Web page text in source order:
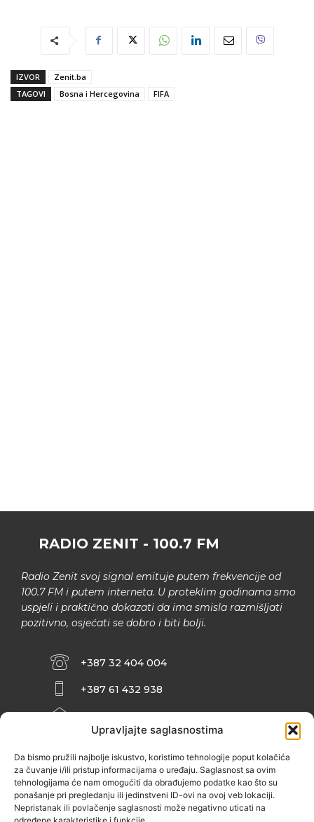
Upravljajte saglasnostima
Da bismo pružili najbolje iskustvo, koristimo tehnologije poput kolačića
za čuvanje i/ili pristup informacijama o uređaju. Saglasnost sa ovim
tehnologijama će nam omogućiti da obrađujemo podatke kao što su
ponašanje pri pregledanju ili jedinstveni ID-ovi na ovoj veb lokaciji.
Nepristanak ili povlačenje saglasnosti može negativno uticati na
IZVOR
Zenit.ba
TAGOVI
Bosna i Hercegovina FIFA
RADIO ZENIT - 100.7 FM
Radio Zenit svoj signal emituje putem frekvencije od
100.7 FM i putem interneta. U proteklim godinama smo
uspjeli i praktično dokazati da ima smisla razmišljati
pozitivno, osjećati se dobro i biti bolji.
+387 32 404 004
+387 61 432 938
INFO@ZENIT.BA
ZENIČANKA, 3. SPRAT), 72000 ZENICA